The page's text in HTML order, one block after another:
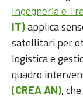
Ingegneria e
IT)applica
satellitari per
logistica e
quadro
(CREA AN),